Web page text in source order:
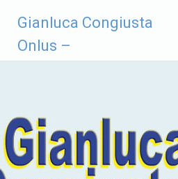
contenuto
Gianluca Congiusta
Onlus –